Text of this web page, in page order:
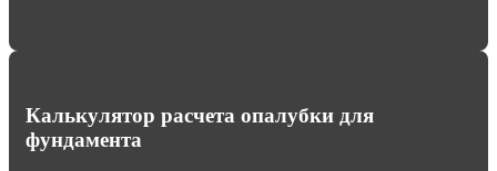
Калькулятор расчета опалубки для
фундамента